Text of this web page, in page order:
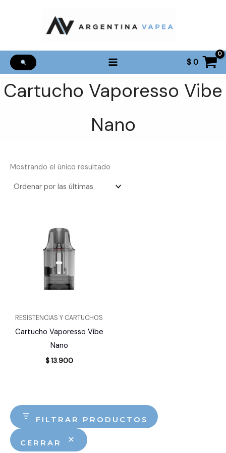
$0
Cartucho Vaporesso Vibe
Nano
FILTRAR PRODUCTOS
CERRAR
Mostrando el único resultado
RESISTENCIAS Y CARTUCHOS
Cartucho Vaporesso Vibe
Nano
$13.900